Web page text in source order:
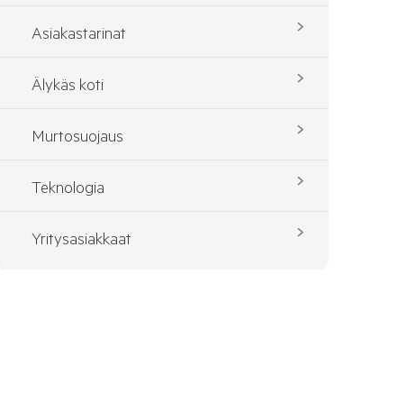
Asiakastarinat
Älykäs koti
Murtosuojaus
Teknologia
Yritysasiakkaat